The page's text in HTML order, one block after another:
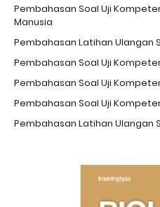
Pembahasan Soal Uji
Manusia
Pembahasan Latihan Ulangan
Pembahasan Soal Uji
Pembahasan Soal Uji
Pembahasan Soal Uji
Pembahasan Latihan Ulangan